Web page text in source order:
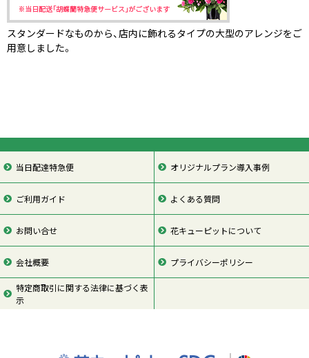
スタンダードなものから、店内に飾れるタイプの大型のアレンジをご
用意しました。
当日配達特急便 オリジナルプラン導入事例
ご利用ガイド よくある質問
お問い合せ 花キューピットについて
会社概要 プライバシーポリシー
特定商取引に関する法律に基づく表
示